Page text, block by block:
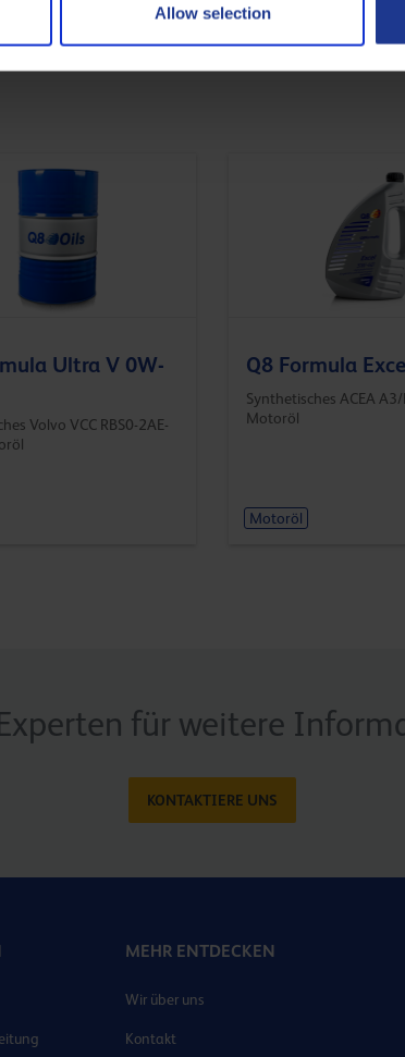
Allow selection
Less specifications
Ultra V 0W-
Volvo VCC RBS0-2AE-
Q8 Formula
Synthetisches ACEA A3/
Motoröl
Motoröl
für weitere
KONTAKTIERE UNS
MEHR ENTDECKEN
Wir über uns
Kontakt